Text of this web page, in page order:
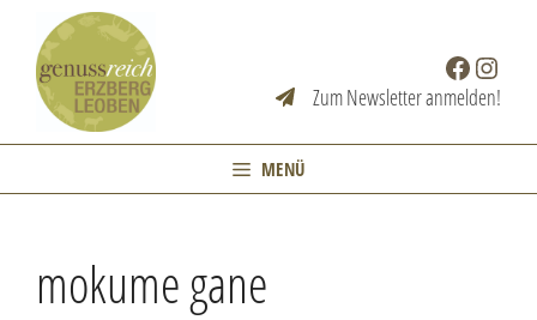
springen
Facebook
Zum Newsletter anmelden!
MENÜ
mokume gane